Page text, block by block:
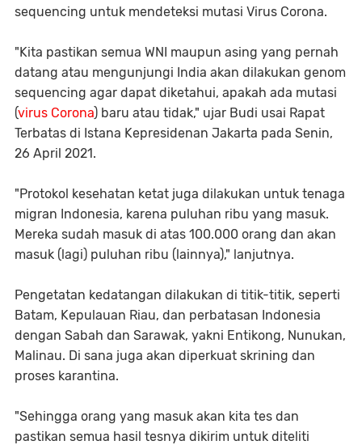
sequencing untuk mendeteksi mutasi Virus Corona.
"Kita pastikan semua WNI maupun asing yang pernah
datang atau mengunjungi India akan dilakukan genom
sequencing agar dapat diketahui, apakah ada mutasi
(virus Corona) baru atau tidak," ujar Budi usai Rapat
Terbatas di Istana Kepresidenan Jakarta pada Senin,
26 April 2021.
"Protokol kesehatan ketat juga dilakukan untuk tenaga
migran Indonesia, karena puluhan ribu yang masuk.
Mereka sudah masuk di atas 100.000 orang dan akan
masuk (lagi) puluhan ribu (lainnya)," lanjutnya.
Pengetatan kedatangan dilakukan di titik-titik, seperti
Batam, Kepulauan Riau, dan perbatasan Indonesia
dengan Sabah dan Sarawak, yakni Entikong, Nunukan,
Malinau. Di sana juga akan diperkuat skrining dan
proses karantina.
"Sehingga orang yang masuk akan kita tes dan
pastikan semua hasil tesnya dikirim untuk diteliti